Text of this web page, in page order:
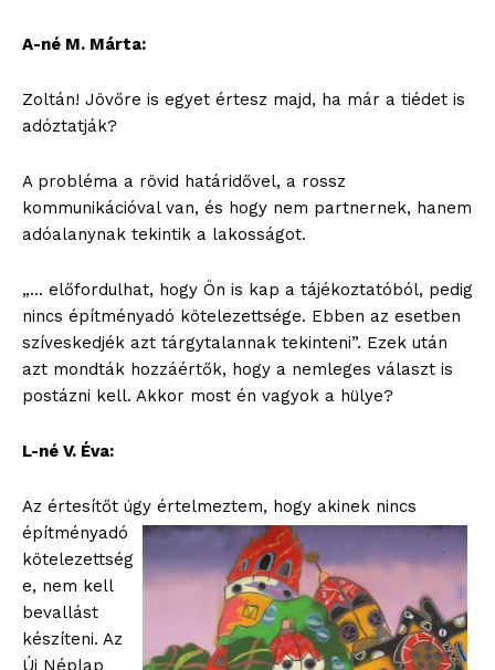
A-né M. Márta:
Zoltán! Jövőre is egyet értesz majd, ha már a tiédet is
adóztatják?
A probléma a rövid határidővel, a rossz
kommunikációval van, és hogy nem partnernek, hanem
adóalanynak tekintik a lakosságot.
„… előfordulhat, hogy Ön is kap a tájékoztatóból, pedig
nincs építményadó kötelezettsége. Ebben az esetben
szíveskedjék azt tárgytalannak tekinteni”. Ezek után
azt mondták hozzáértők, hogy a nemleges választ is
postázni kell. Akkor most én vagyok a hülye?
L-né V. Éva:
Az értesítőt úgy értelmeztem, hogy akinek nincs
építményadó
kötelezettség
e, nem kell
bevallást
készíteni. Az
Új Néplap